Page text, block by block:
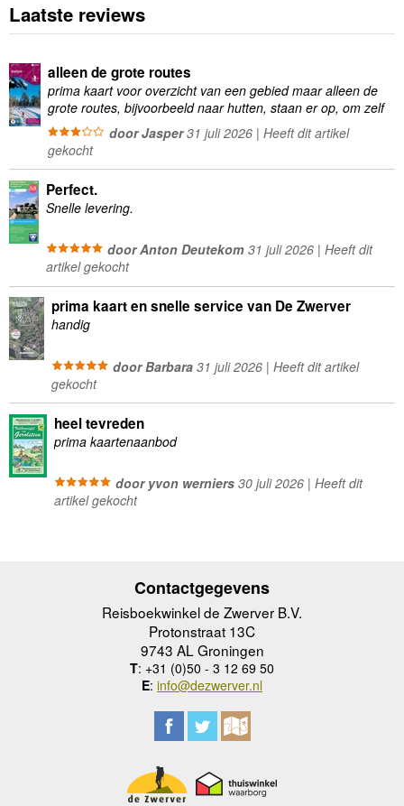
Laatste reviews
alleen de grote routes
prima kaart voor overzicht van een gebied maar alleen de
grote routes, bijvoorbeeld naar hutten, staan er op, om zelf
wandelingen te plannen minder geschikt
door Jasper31 juli 2026 | Heeft dit artikel
gekocht
Perfect.
Snelle levering.
door Anton Deutekom31 juli 2026 | Heeft dit
artikel gekocht
prima kaart en snelle service van De Zwerver
handig
door Barbara31 juli 2026 | Heeft dit artikel
gekocht
heel tevreden
prima kaartenaanbod
door yvon werniers30 juli 2026 | Heeft dit
artikel gekocht
Contactgegevens
Reisboekwinkel de Zwerver B.V.
Protonstraat 13C
9743 AL Groningen
T: +31 (0)50 - 3 12 69 50
E: info@dezwerver.nl